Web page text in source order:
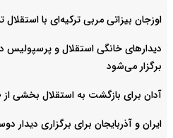
اوزجان بیزاتی مربی ترکیه‌ای با استقلال
دیدارهای خانگی استقلال و
برگزار می‌شود
آدان برای بازگشت به استقلال بخشی
ایران و آذربایجان برای برگزاری دیدار